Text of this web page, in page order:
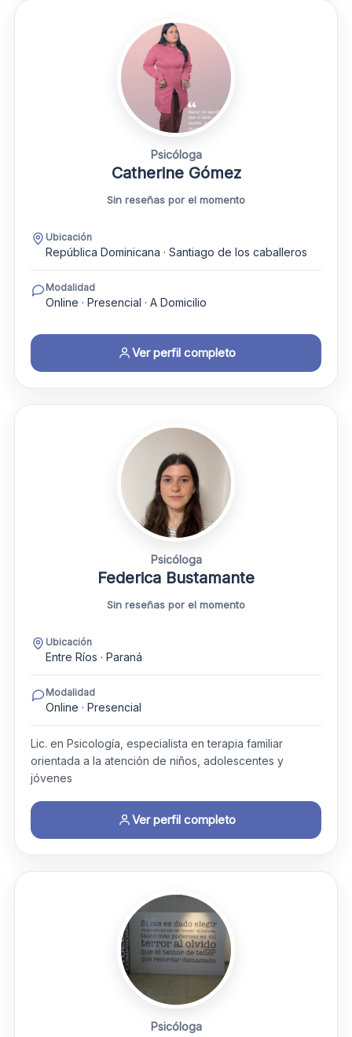
Psicóloga
Catherine Gómez
Sin reseñas por el momento
Ubicación
República Dominicana · Santiago de los caballeros
Modalidad
Online · Presencial · A Domicilio
Ver perfil completo
Psicóloga
Federica Bustamante
Sin reseñas por el momento
Ubicación
Entre Ríos · Paraná
Modalidad
Online · Presencial
Lic. en Psicología, especialista en terapia familiar
orientada a la atención de niños, adolescentes y
jóvenes
Ver perfil completo
Psicóloga